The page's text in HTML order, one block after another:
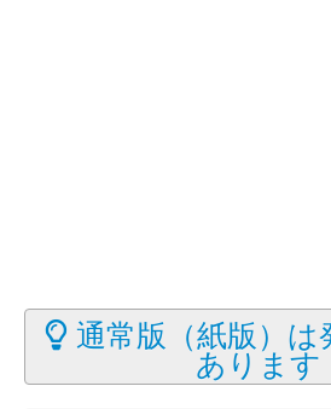
通常版（紙版）は
あります